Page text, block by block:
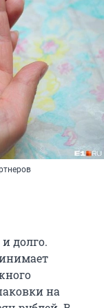
долго.
на